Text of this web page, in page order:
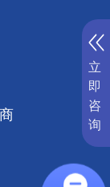
立
即
咨
询